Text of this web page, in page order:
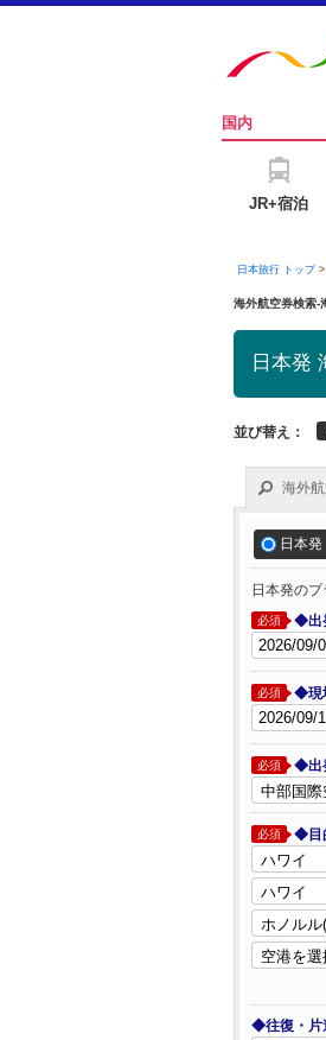
国内
JR+宿泊
日本旅行 トップ>
海外航空券検索-
日本発
並び替え：
海外
日本発
日本発のプ
必須 ◆出
必須 ◆現
必須 ◆出
必須 ◆目
◆往復・片